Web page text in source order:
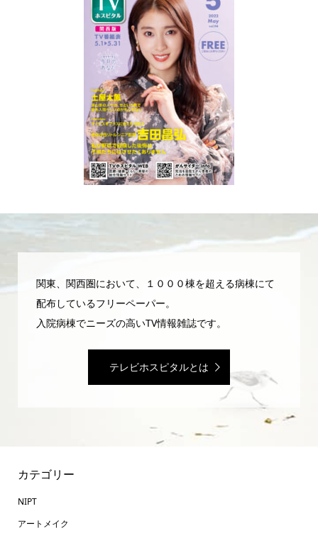
関東、関西圏において、１０００棟を超える病棟にて
配布しているフリーペーパー。
入院病棟でニーズの高いTV情報雑誌です。
テレビホスピタルとは
カテゴリー
NIPT
アートメイク